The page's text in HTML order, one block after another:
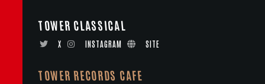
TOWER CLASSICAL
X INSTAGRAM SITE
TOWER RECORDS CAFE